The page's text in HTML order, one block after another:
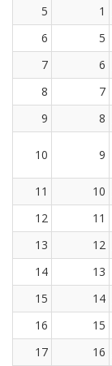
5
1
6
5
7
6
8
7
9
8
10 9
11 10
12
11
13
12
14
13
15
14
16
15
17
16